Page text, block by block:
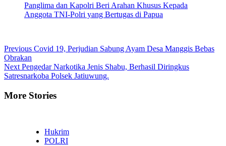
Panglima dan Kapolri Beri Arahan Khusus Kepada
Anggota TNI-Polri yang Bertugas di Papua
Continue
Reading
Previous Covid 19, Perjudian Sabung Ayam Desa Manggis Bebas
Obrakan
Next Pengedar Narkotika Jenis Shabu, Berhasil Diringkus
Satresnarkoba Polsek Jatiuwung.
More Stories
Hukrim
POLRI